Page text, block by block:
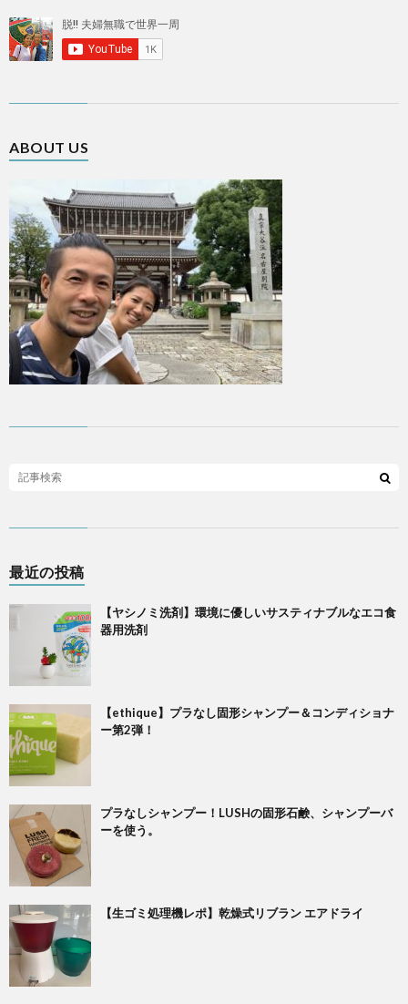
ABOUT US
最近の投稿
【ヤシノミ洗剤】環境に優しいサスティナブルなエコ食
器用洗剤
【ethique】プラなし固形シャンプー＆コンディショナ
ー第2弾！
プラなしシャンプー！LUSHの固形石鹸、シャンプーバ
ーを使う。
【生ゴミ処理機レポ】乾燥式リブラン エアドライ